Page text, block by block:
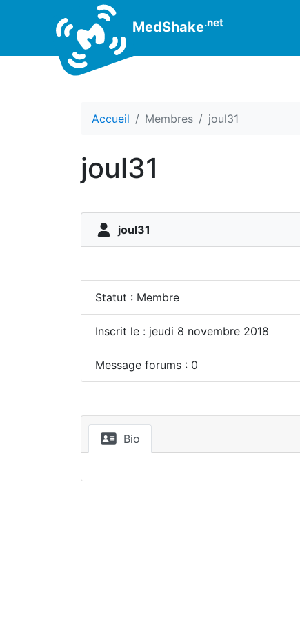
MedShake.net
Accueil Membres joul31
joul31
joul31
Statut : Membre
Inscrit le : jeudi 8 novembre 2018
Message forums : 0
Bio